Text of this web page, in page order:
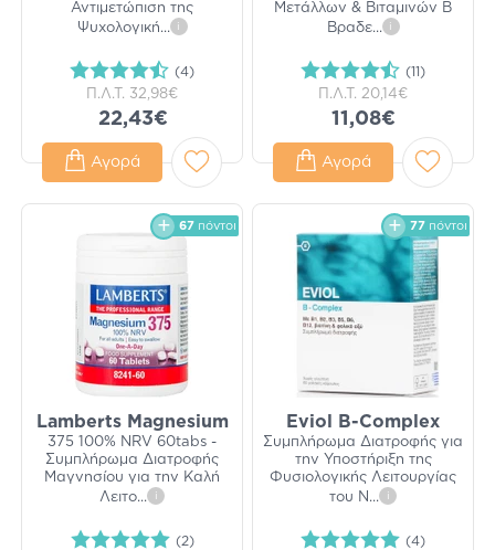
Αντιμετώπιση της
Ψυχολογική... i
(4)
Π.Λ.Τ. 32,98€
22,43€
Αγορά
Μετάλλων & Βιταμινών Β
Βραδε... i
(11)
Π.Λ.Τ. 20,14€
11,08€
Αγορά
67 πόντοι
Lamberts Magnesium
375 100% NRV 60tabs -
Συμπλήρωμα Διατροφής
Μαγνησίου για την Καλή
Λειτο... i
(2)
77 πόντοι
Eviol B-Complex
Συμπλήρωμα Διατροφής για
την Υποστήριξη της
Φυσιολογικής Λειτουργίας
του Ν ... i
(4)